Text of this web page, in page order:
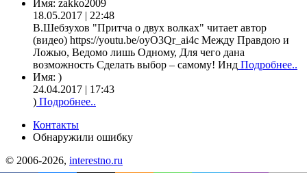
Имя: zakko2009
18.05.2017 | 22:48
В.Шебзухов "Притча о двух волках" читает автор
(видео) https://youtu.be/oyO3Qr_ai4c Между Правдою и
Ложью, Ведомо лишь Одному, Для чего дана
возможность Сделать выбор – самому! Инд Подробнее..
Имя: )
24.04.2017 | 17:43
) Подробнее..
Контакты
Обнаружили ошибку
© 2006-2026, interestno.ru